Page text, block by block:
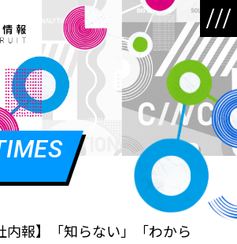
内報】「知らない」「わから